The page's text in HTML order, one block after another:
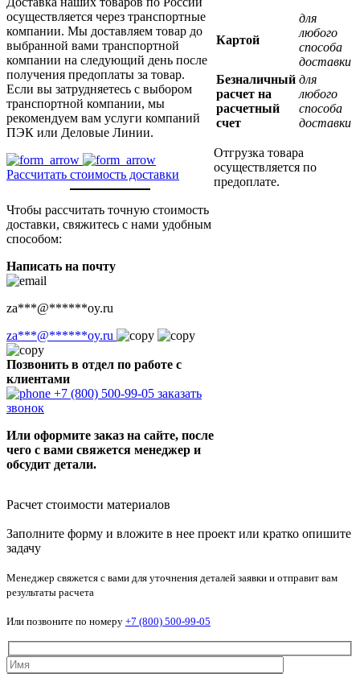
осуществляется через транспортные
компании. Мы доставляем товар до
выбранной вами транспортной
компании на следующий день после
получения предоплаты за товар.
Если вы затрудняетесь с выбором
транспортной компании, мы
рекомендуем вам услуги компаний
ПЭК или Деловые Линии.
Рассчитать стоимость доставки
Чтобы рассчитать точную стоимость
доставки, свяжитесь с нами удобным
способом:
Написать на почту
za***@******oy.ru
za***@******oy.ru
Позвонить в отдел по работе с
клиентами
+7 (800) 500-99-05 заказать
звонок
Или оформите заказ на сайте, после
чего с вами свяжется менеджер и
обсудит детали.
Картой
для
любого
способа
доставки
Безналичный
расчет на
расчетный
счет
для
любого
способа
доставки
Отгрузка товара
осуществляется по
предоплате.
Расчет стоимости материалов
Заполните форму и вложите в нее проект или кратко опишите
задачу
Менеджер свяжется с вами для уточнения деталей заявки и отправит вам
результаты расчета
Или позвоните по номеру +7 (800) 500-99-05